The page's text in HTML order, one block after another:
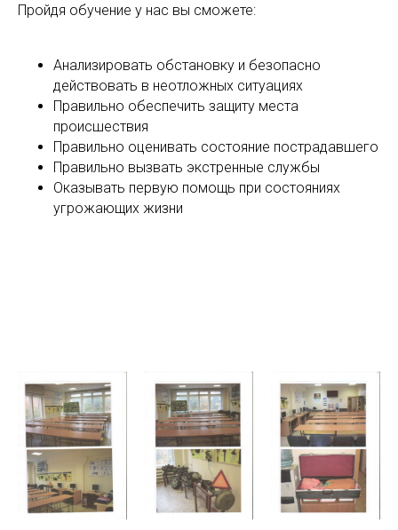
Пройдя обучение у нас вы сможете:
Анализировать обстановку и безопасно
действовать в неотложных ситуациях
Правильно обеспечить защиту места
происшествия
Правильно оценивать состояние пострадавшего
Правильно вызвать экстренные службы
Оказывать первую помощь при состояниях
угрожающих жизни